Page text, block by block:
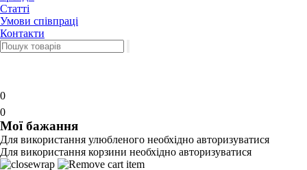
Статті
Умови співпраці
Контакти
0
0
Мої бажання
Для використання улюбленого необхідно авторизуватися
Для використання корзини необхідно авторизуватися